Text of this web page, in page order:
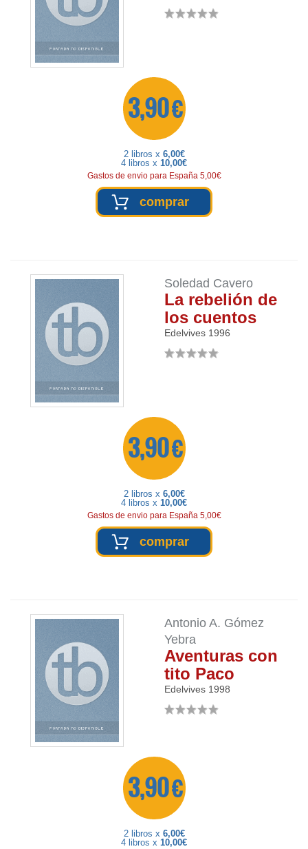
3,90 €
2 libros x 6,00€
4 libros x 10,00€
Gastos de envio para España 5,00€
comprar
Soledad Cavero
La rebelión de
los cuentos
Edelvives 1996
3,90 €
2 libros x 6,00€
4 libros x 10,00€
Gastos de envio para España 5,00€
comprar
Antonio A. Gómez
Yebra
Aventuras con
tito Paco
Edelvives 1998
3,90 €
2 libros x 6,00€
4 libros x 10,00€